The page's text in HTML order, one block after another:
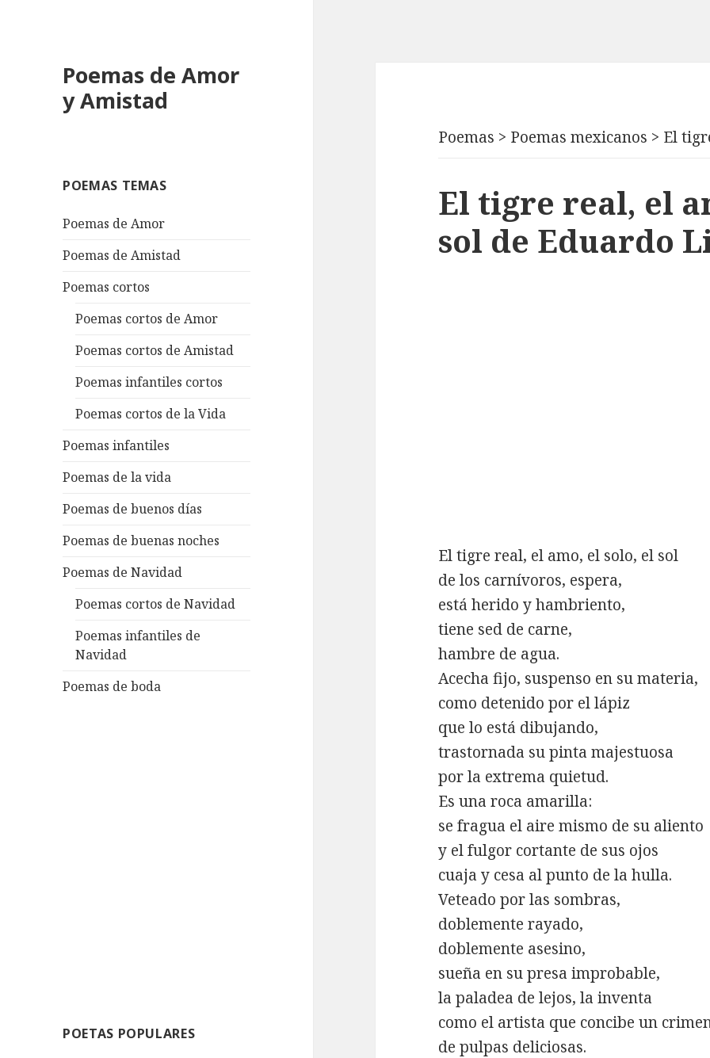
Poemas de Amor
y Amistad
POEMAS TEMAS
Poemas de Amor
Poemas de Amistad
Poemas cortos
Poemas cortos de Amor
Poemas cortos de Amistad
Poemas infantiles cortos
Poemas cortos de la Vida
Poemas infantiles
Poemas de la vida
Poemas de buenos días
Poemas de buenas noches
Poemas de Navidad
Poemas cortos de Navidad
Poemas infantiles de
Navidad
Poemas de boda
POETAS POPULARES
Poemas > Poemas mexicanos > El
El tigre real, el
sol de Eduardo
El tigre real, el amo, el solo, el sol
de los carnívoros, espera,
está herido y hambriento,
tiene sed de carne,
hambre de agua.
Acecha fijo, suspenso en su materia,
como detenido por el lápiz
que lo está dibujando,
trastornada su pinta majestuosa
por la extrema quietud.
Es una roca amarilla:
se fragua el aire mismo de su aliento
y el fulgor cortante de sus ojos
cuaja y cesa al punto de la hulla.
Veteado por las sombras,
doblemente rayado,
doblemente asesino,
sueña en su presa improbable,
la paladea de lejos, la inventa
como el artista que concibe un
de pulpas deliciosas.